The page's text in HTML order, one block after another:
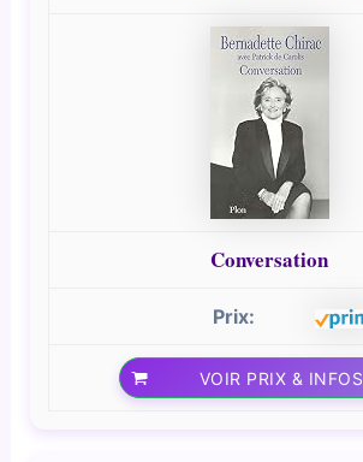
Conversation
VOIR PRIX & INFOS